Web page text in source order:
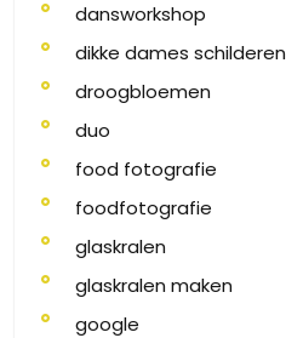
dansworkshop
dikke dames schilderen
droogbloemen
duo
food fotografie
foodfotografie
glaskralen
glaskralen maken
google